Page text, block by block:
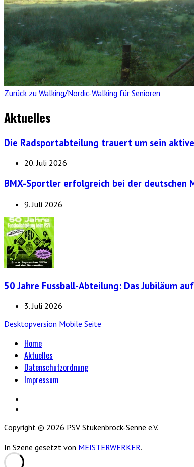
Zurück zu Walking/Nordic-Walking für Senioren
Aktuelles
Die Radsportabteilung trauert um sein
20. Juli 2026
BMX-Sportler erfolgreich bei der deutschen
9. Juli 2026
50 Jahre Fussball-Abteilung: Das Jubiläum
3. Juli 2026
Desktopversion Mobile Seite
Home
Aktuelles
Datenschutzordnung
Impressum
Copyright © 2026 PSV Stukenbrock-Senne e.V.
In Szene gesetzt von MEISTERWERKER.